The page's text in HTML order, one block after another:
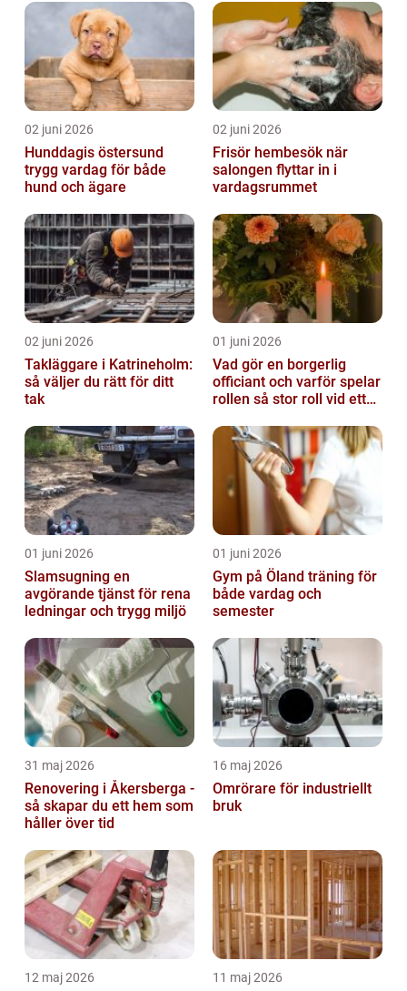
02 juni 2026
Hunddagis östersund
trygg vardag för både
hund och ägare
02 juni 2026
Frisör hembesök när
salongen flyttar in i
vardagsrummet
02 juni 2026
Takläggare i Katrineholm:
så väljer du rätt för ditt
tak
01 juni 2026
Vad gör en borgerlig
officiant och varför spelar
rollen så stor roll vid ett
01 juni 2026
Slamsugning en
avgörande tjänst för rena
ledningar och trygg miljö
01 juni 2026
Gym på Öland träning för
både vardag och
semester
31 maj 2026
Renovering i Åkersberga -
så skapar du ett hem som
håller över tid
16 maj 2026
Omrörare för industriellt
bruk
12 maj 2026 11 maj 2026